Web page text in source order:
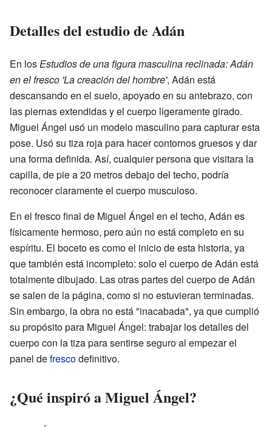
Detalles del estudio de Adán
En losEstudios de una figura masculina reclinada: Adán
en el fresco 'La creación del hombre', Adán está
descansando en el suelo, apoyado en su antebrazo, con
las piernas extendidas y el cuerpo ligeramente girado.
Miguel Ángel usó un modelo masculino para capturar esta
pose. Usó su tiza roja para hacer contornos gruesos y dar
una forma definida. Así, cualquier persona que visitara la
capilla, de pie a 20 metros debajo del techo, podría
reconocer claramente el cuerpo musculoso.
En el fresco final de Miguel Ángel en el techo, Adán es
físicamente hermoso, pero aún no está completo en su
espíritu. El boceto es como el inicio de esta historia, ya
que también está incompleto: solo el cuerpo de Adán está
totalmente dibujado. Las otras partes del cuerpo de Adán
se salen de la página, como si no estuvieran terminadas.
Sin embargo, la obra no está "inacabada", ya que cumplió
su propósito para Miguel Ángel: trabajar los detalles del
cuerpo con la tiza para sentirse seguro al empezar el
panel defrescodefinitivo.
¿Qué inspiró a Miguel Ángel?